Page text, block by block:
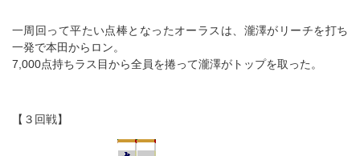
一周回って平たい点棒となったオーラスは、瀧澤がリーチを打ち
一発で本田からロン。
7,000点持ちラス目から全員を捲って瀧澤がトップを取った。
【３回戦】